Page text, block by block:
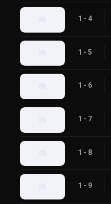
1 - 4
1 - 5
1 - 6
1 - 7
1 - 8
1 - 9